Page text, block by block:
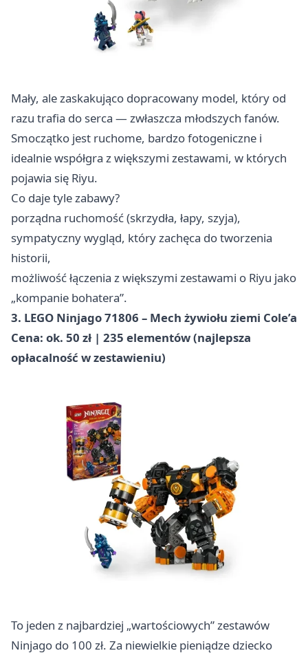
Mały, ale zaskakująco dopracowany model, który od
razu trafia do serca — zwłaszcza młodszych fanów.
Smoczątko jest ruchome, bardzo fotogeniczne i
idealnie współgra z większymi zestawami, w których
pojawia się Riyu.
Co daje tyle zabawy?
porządna ruchomość (skrzydła, łapy, szyja),
sympatyczny wygląd, który zachęca do tworzenia
historii,
możliwość łączenia z większymi zestawami o Riyu jako
„kompanie bohatera”.
3. LEGO Ninjago 71806 – Mech żywiołu ziemi Cole’a
Cena: ok. 50 zł | 235 elementów (najlepsza
opłacalność w zestawieniu)
To jeden z najbardziej „wartościowych” zestawów
Ninjago do 100 zł. Za niewielkie pieniądze dziecko